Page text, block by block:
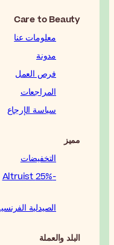
Care to Beauty
معلومات عنا
مدونة
فرص العمل
المراجعات
سياسة الإرجاع
مميز
التخفيضات
-25% Altruist
الصيدلية
البلد والعملة